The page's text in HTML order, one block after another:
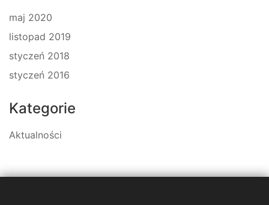
maj 2020
listopad 2019
styczeń 2018
styczeń 2016
Kategorie
Aktualności